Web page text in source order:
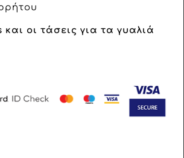
οι τάσεις για τα γυαλιά